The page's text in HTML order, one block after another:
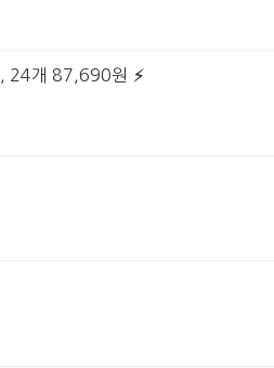
, 24개 87,690원